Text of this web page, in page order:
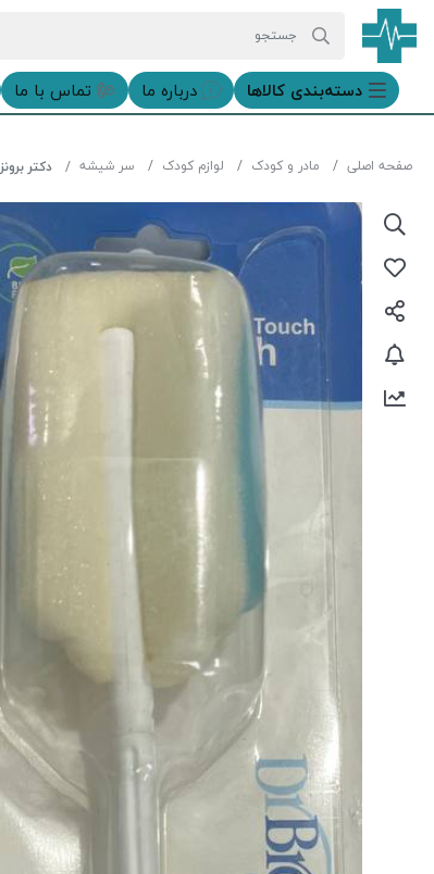
دسته‌بندی‌ کالاها درباره ما تماس با ما
صفحه اصلی مادر و کودک لوازم کودک سر شیشه دکتر